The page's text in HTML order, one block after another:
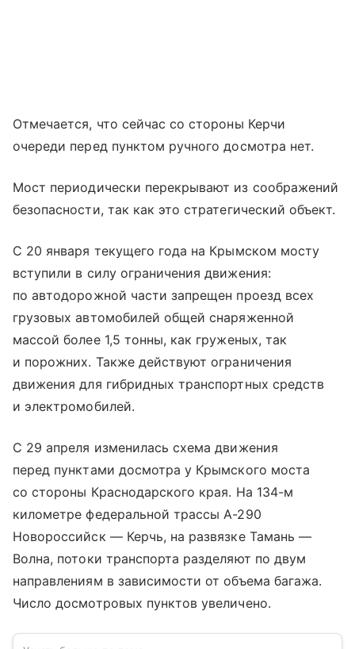
Отмечается, что сейчас со стороны Керчи
очереди перед пунктом ручного досмотра нет.
Мост периодически перекрывают из соображений
безопасности, так как это стратегический объект.
С 20 января текущего года на Крымском мосту
вступили в силу ограничения движения:
по автодорожной части запрещен проезд всех
грузовых автомобилей общей снаряженной
массой более 1,5 тонны, как груженых, так
и порожних. Также действуют ограничения
движения для гибридных транспортных средств
и электромобилей.
С 29 апреля изменилась схема движения
перед пунктами досмотра у Крымского моста
со стороны Краснодарского края. На 134-м
километре федеральной трассы А-290
Новороссийск — Керчь, на развязке Тамань —
Волна, потоки транспорта разделяют по двум
направлениям в зависимости от объема багажа.
Число досмотровых пунктов увеличено.